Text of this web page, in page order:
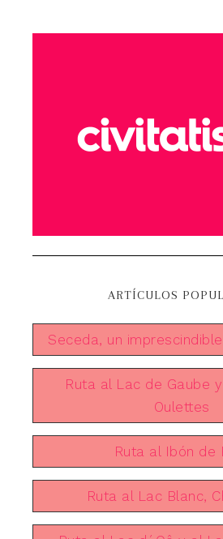
ARTÍCULOS
Seceda, un
Ruta al Lac de Gaube
Oulettes
Ruta al Ibón de
Ruta al Lac Blanc,